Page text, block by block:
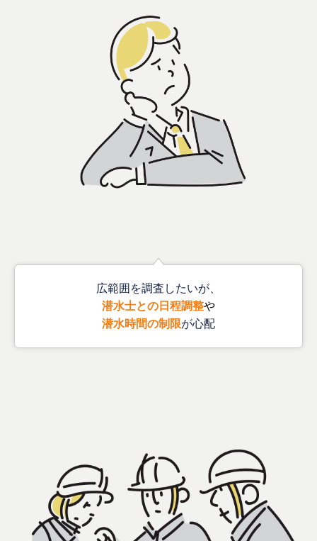
広範囲を調査したいが、
潜水士との日程調整や
潜水時間の制限が心配